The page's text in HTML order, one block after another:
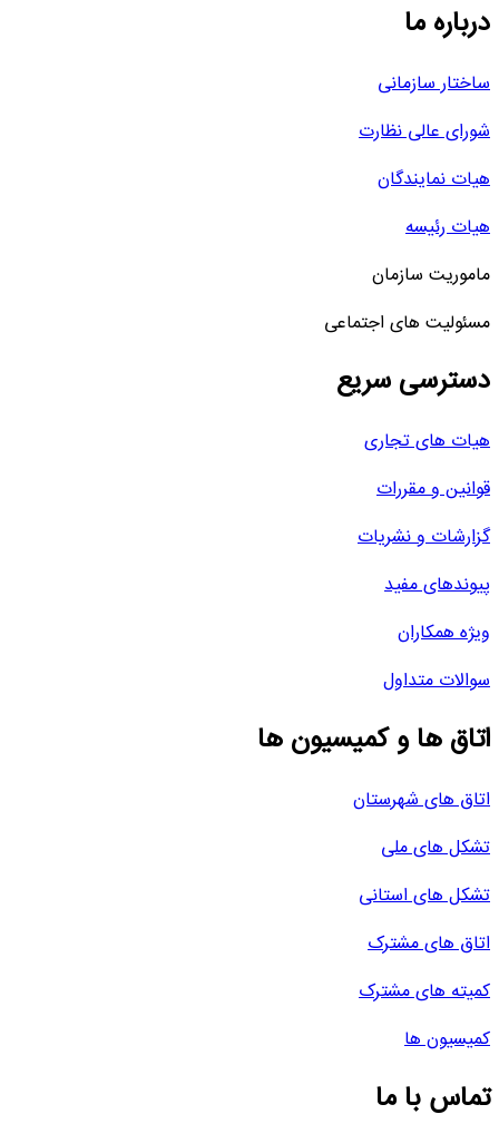
درباره ما
ساختار سازمانی
شورای عالی نظارت
هیات نمایندگان
هیات رئیسه
ماموریت سازمان
مسئولیت های اجتماعی
دسترسی سریع
هیات های تجاری
قوانین و مقررات
گزارشات و نشریات
پیوندهای مفید
ویژه همکاران
سوالات متداول
اتاق ها و کمیسیون ها
اتاق های شهرستان
تشکل های ملی
تشکل های استانی
اتاق های مشترک
کمیته های مشترک
کمیسیون ها
تماس با ما